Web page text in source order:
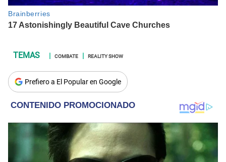
COMBATE REALITY SHOW
Prefiero a El Popular en Google